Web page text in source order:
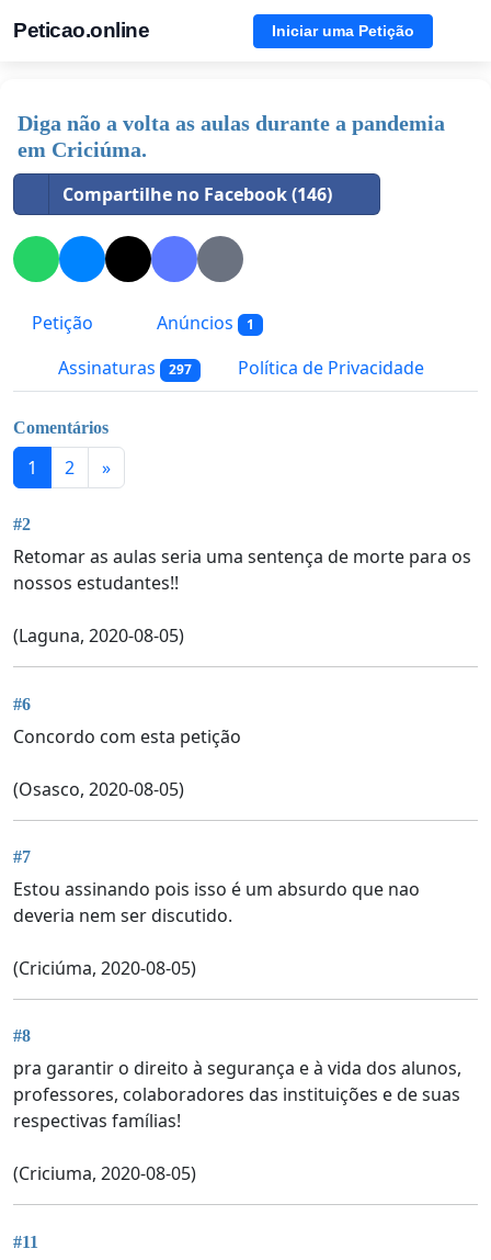
Peticao.online Iniciar uma Petição
Diga não a volta as aulas durante a pandemia
em Criciúma.
Compartilhe no Facebook (146)
Petição Anúncios 1
Assinaturas 297 Política de Privacidade
Comentários
1 2 »
#2
Retomar as aulas seria uma sentença de morte para os
nossos estudantes!!
(Laguna, 2020-08-05)
#6
Concordo com esta petição
(Osasco, 2020-08-05)
#7
Estou assinando pois isso é um absurdo que nao
deveria nem ser discutido.
(Criciúma, 2020-08-05)
#8
pra garantir o direito à segurança e à vida dos alunos,
professores, colaboradores das instituições e de suas
respectivas famílias!
(Criciuma, 2020-08-05)
#11